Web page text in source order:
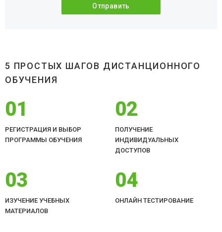
5 ПРОСТЫХ ШАГОВ ДИСТАНЦИОННОГО
ОБУЧЕНИЯ
01
РЕГИСТРАЦИЯ И ВЫБОР
ПРОГРАММЫ ОБУЧЕНИЯ
02
ПОЛУЧЕНИЕ
ИНДИВИДУАЛЬНЫХ
ДОСТУПОВ
03
ИЗУЧЕНИЕ УЧЕБНЫХ
МАТЕРИАЛОВ
04
ОНЛАЙН ТЕСТИРОВАНИЕ